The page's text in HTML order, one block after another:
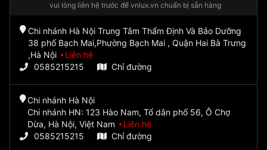
vui lòng liên hệ trước để vnlux.vn chuẩn bị sẵn hàng
Chi nhánh Hà Nội Trung Tâm Thẩm Định Và Bảo Dưỡng
38 phố Bạch Mai,Phường Bạch Mai , Quận Hai Bà Trưng
,Hà Nội
Liên hệ
0585215215
Chỉ đường
Chi nhánh Hà Nội
Chi nhánh HN: 123 Hào Nam, Tổ dân phố 56, Ô Chợ
Dừa, Hà Nội, Việt Nam
Liên hệ
0585215215
Chỉ đường